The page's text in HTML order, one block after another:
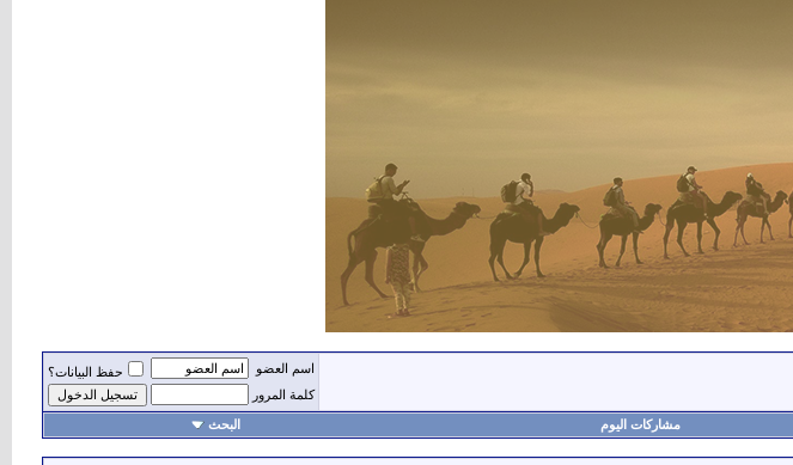
اسم العضو
حفظ البيانات؟
كلمة المرور
مشاركات اليوم البحث